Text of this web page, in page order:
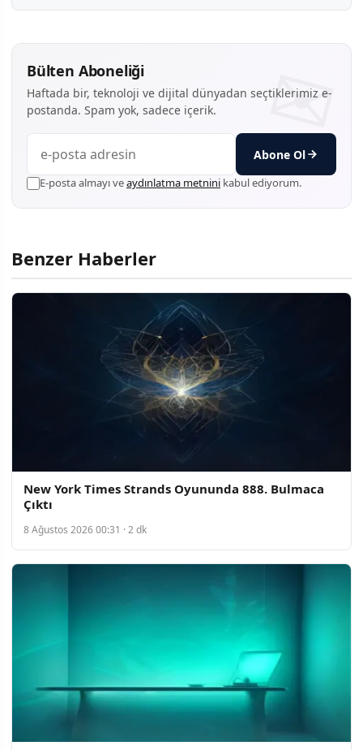
Bülten Aboneliği
Haftada bir, teknoloji ve dijital dünyadan seçtiklerimiz e-
postanda. Spam yok, sadece içerik.
Abone Ol
E-posta almayı veaydınlatma metnini kabul ediyorum.
Benzer Haberler
New York Times Strands Oyununda 888. Bulmaca
Çıktı
8 Ağustos 2026 00:31 · 2 dk